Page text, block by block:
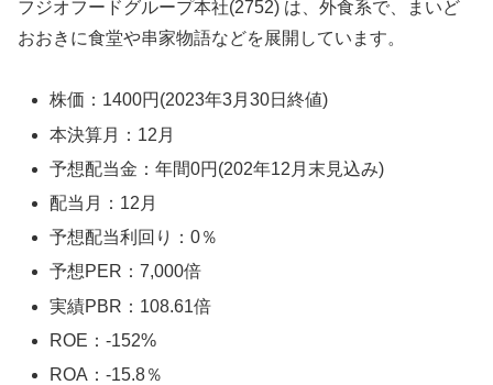
フジオフードグループ本社(2752) は、外食系で、まいど
おおきに食堂や串家物語などを展開しています。
株価：1400円(2023年3月30日終値)
本決算月：12月
予想配当金：年間0円(202年12月末見込み)
配当月：12月
予想配当利回り：0％
予想PER：7,000倍
実績PBR：108.61倍
ROE：-152%
ROA：-15.8％